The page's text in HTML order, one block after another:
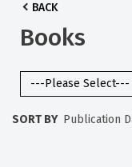
BACK
Books
SORT BY